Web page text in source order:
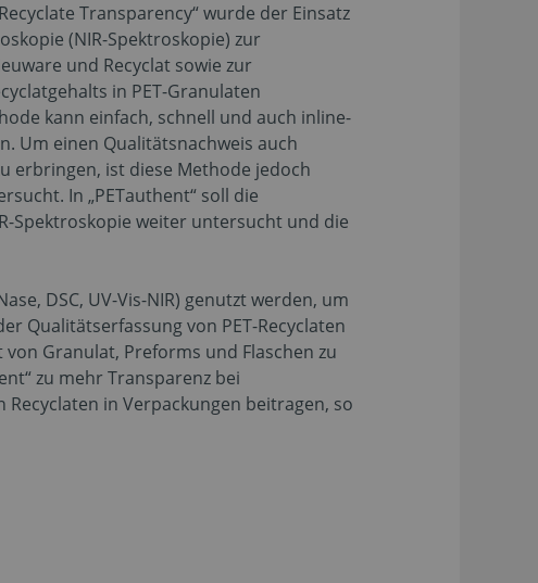
Transparency“ wurde der Einsatz
(NIR-Spektroskopie) zur
und Recyclat sowie zur
in PET-Granulaten
kann einfach, schnell und auch inline-
Um einen Qualitätsnachweis auch
erbringen, ist diese Methode jedoch
In „PETauthent“ soll die
Spektroskopie weiter untersucht und die
DSC, UV-Vis-NIR) genutzt werden, um
Qualitätserfassung von PET-Recyclaten
Granulat, Preforms und Flaschen zu
zu mehr Transparenz bei
in Verpackungen beitragen, so